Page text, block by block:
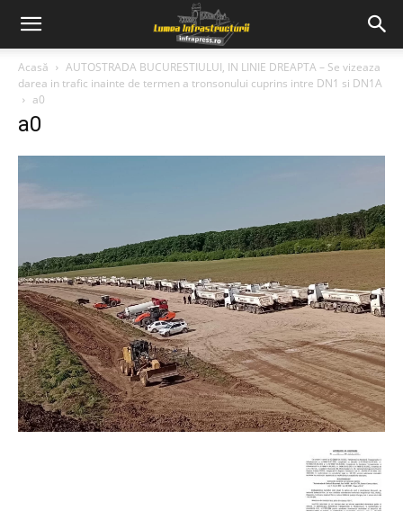
Acasă
AUTOSTRADA BUCURESTIULUI, IN LINIE DREAPTA – Se vizeaza
darea in trafic inainte de termen a tronsonului cuprins intre DN1 si DN1A
a0
a0